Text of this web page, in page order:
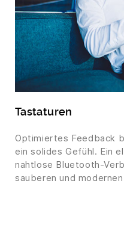
Tastaturen
Optimiertes Feedback
ein solides Gefühl. Ein
nahtlose Bluetooth-
sauberen und